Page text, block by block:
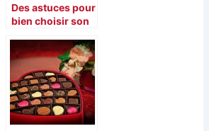
Des astuces pour
bien choisir son